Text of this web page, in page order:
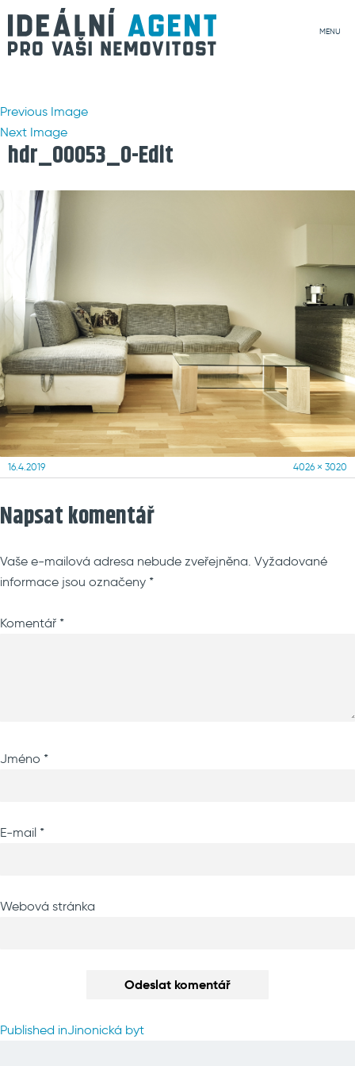
MENU
Previous Image
Next Image
hdr_00053_0-Edit
Posted
16.4.2019
Full
4026 × 3020
Napsat komentář
Vaše e-mailová adresa nebude zveřejněna. Vyžadované
informace jsou označeny *
Komentář *
Jméno *
E-mail *
Webová stránka
Navigace
Published inJinonická byt